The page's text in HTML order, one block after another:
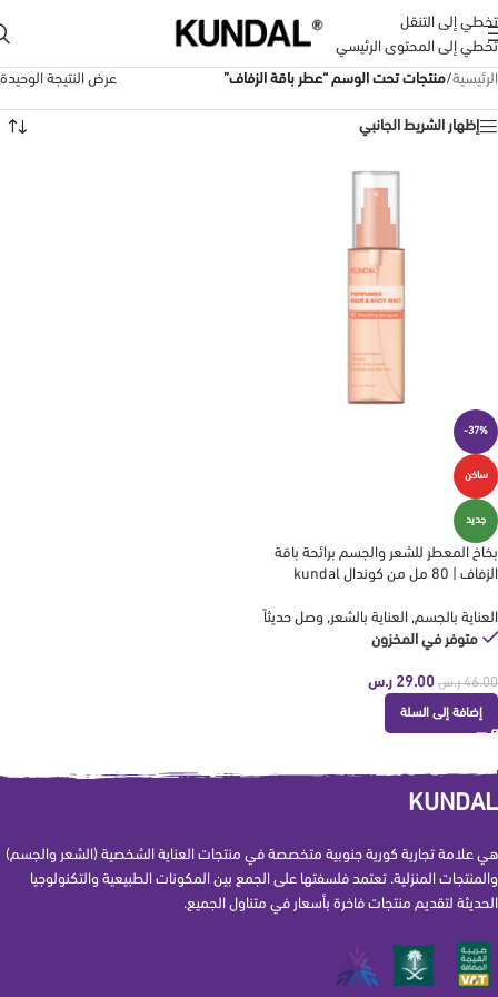
تخطي إلى التنقل
تخطي إلى المحتوى الرئيسي
الرئيسية/منتجات تحت الوسم “عطر باقة الزفاف” عرض النتيجة الوحيدة
إظهار الشريط الجانبي
-37%
ساخن
جديد
بخاخ المعطر للشعر والجسم برائحة باقة
الزفاف | 80 مل من كوندال kundal
العناية بالجسم, العناية بالشعر, وصل حديثاً
متوفر في المخزون
46.00 ر.س 29.00 ر.س
إضافة إلى السلة
KUNDAL
هي علامة تجارية كورية جنوبية متخصصة في منتجات العناية الشخصية (الشعر والجسم)
والمنتجات المنزلية. تعتمد فلسفتها على الجمع بين المكونات الطبيعية والتكنولوجيا
الحديثة لتقديم منتجات فاخرة بأسعار في متناول الجميع.